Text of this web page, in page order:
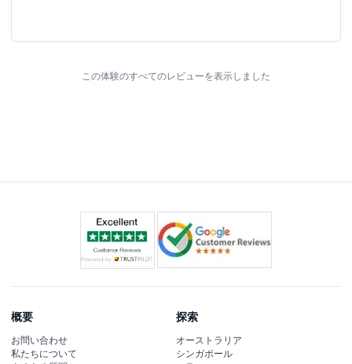
この体験のすべてのレビューを表示しました
概要
お問い合わせ
私たちについて
探索
オーストラリア
シンガポール